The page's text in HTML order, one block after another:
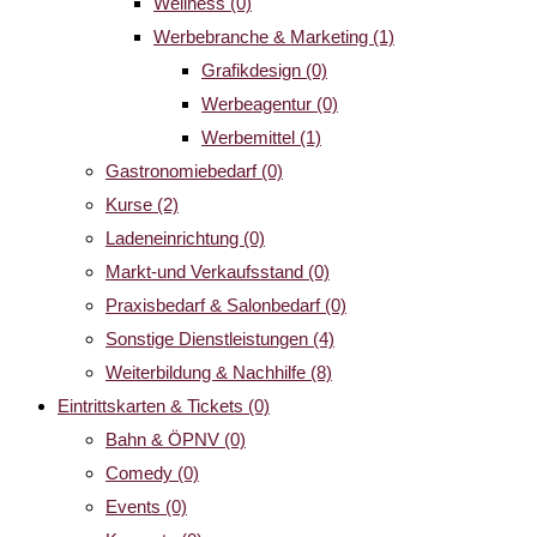
Werbebranche & Marketing (1)
Grafikdesign (0)
Werbeagentur (0)
Werbemittel (1)
Gastronomiebedarf (0)
Kurse (2)
Ladeneinrichtung (0)
Markt-und Verkaufsstand (0)
Praxisbedarf & Salonbedarf (0)
Sonstige Dienstleistungen (4)
Weiterbildung & Nachhilfe (8)
Eintrittskarten & Tickets (0)
Bahn & ÖPNV (0)
Comedy (0)
Events (0)